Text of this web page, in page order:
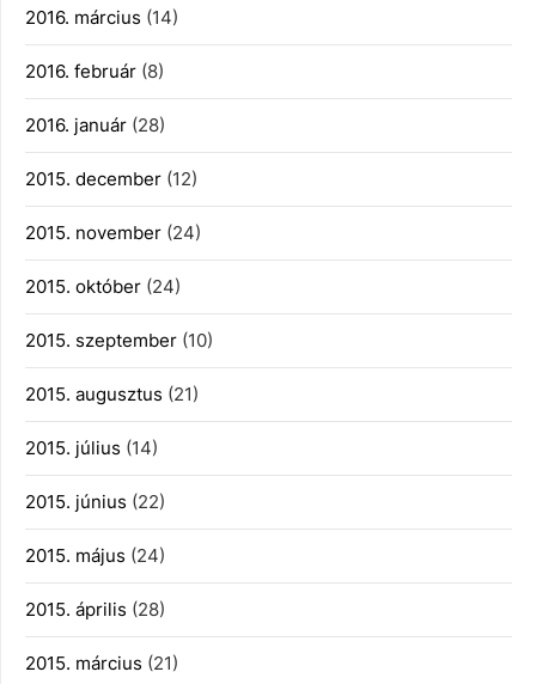
2016. március (14)
2016. február (8)
2016. január (28)
2015. december (12)
2015. november (24)
2015. október (24)
2015. szeptember (10)
2015. augusztus (21)
2015. július (14)
2015. június (22)
2015. május (24)
2015. április (28)
2015. március (21)